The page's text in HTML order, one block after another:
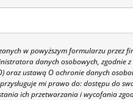
w powyższym formularzu przez
danych osobowych, zgodnie
oraz ustawą O ochronie danych
mi prawo do: dostępu do
ich przetwarzania i wycofania